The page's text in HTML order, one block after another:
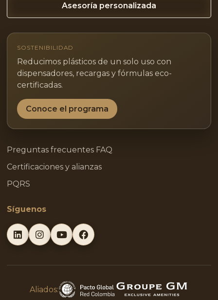
Asesoría personalizada
SOSTENIBILIDAD
Reducimos plásticos de un solo uso con
dispensadores, recargas y fórmulas eco-
certificadas.
Conoce el programa
Preguntas frecuentes FAQ
Certificaciones y alianzas
PQRS
Síguenos
Aliados: